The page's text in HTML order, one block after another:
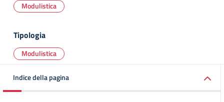
Modulistica
Tipologia
Modulistica
Indice della pagina